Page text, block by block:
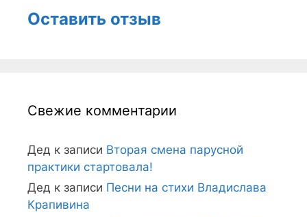
Оставить отзыв
Свежие комментарии
Дед к записи Вторая смена парусной
практики стартовала!
Дед к записи Песни на стихи Владислава
Крапивина